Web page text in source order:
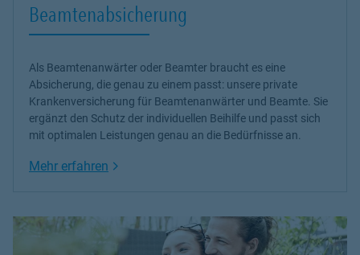
Sie entscheiden welche Prioritäten für Sie entscheidend sind.
Sie sind herzlichst eingeladen sich auf meiner Seite umfangreich
und Dienstleistungen. Sie werden überrascht sein, was Sie alles
entdecken!
Sprechen Sie mich doch einfach an.
Beamtenabsicherung
Als Beamtenanwärter oder Beamter braucht es eine
Absicherung, die genau zu einem passt: unsere private
Krankenversicherung für Beamtenanwärter und Beamte. Sie
ergänzt den Schutz der individuellen Beihilfe und passt sich
mit optimalen Leistungen genau an die Bedürfnisse an.
Mehr erfahren Link Opens in New Tab